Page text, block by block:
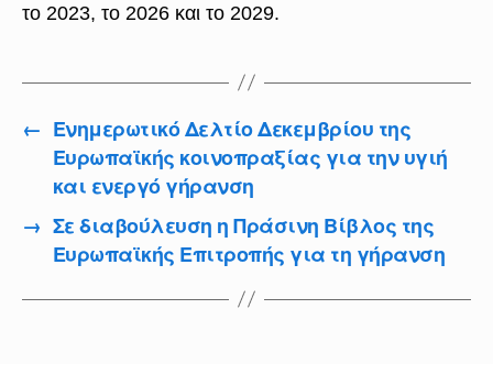
το 2023, το 2026 και το 2029.
← Ενημερωτικό Δελτίο Δεκεμβρίου της
Ευρωπαϊκής κοινοπραξίας για την υγιή
και ενεργό γήρανση
→ Σε διαβούλευση η Πράσινη Βίβλος της
Ευρωπαϊκής Επιτροπής για τη γήρανση